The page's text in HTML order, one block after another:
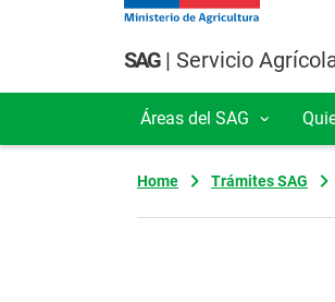
Pasar al contenido principal
SAG| Servicio
Navegación
Áreas del SAG
Home Trámites SAG